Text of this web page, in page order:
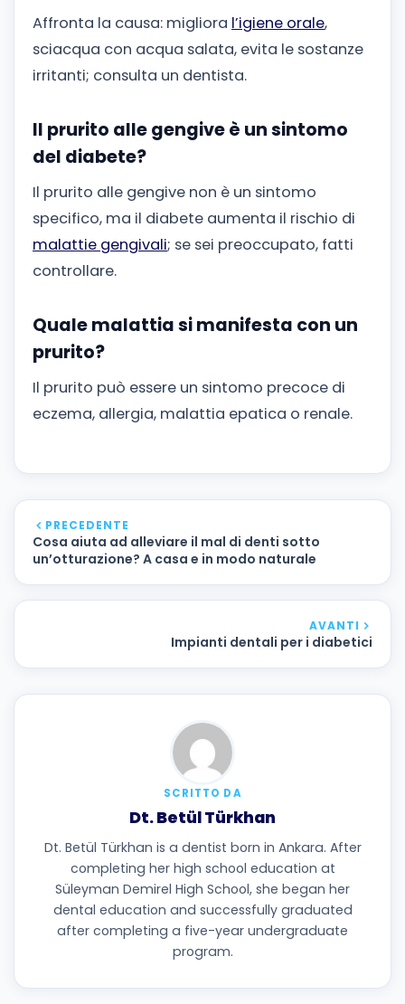
Affronta la causa: migliora l’igiene orale,
sciacqua con acqua salata, evita le sostanze
irritanti; consulta un dentista.
Il prurito alle gengive è un sintomo
del diabete?
Il prurito alle gengive non è un sintomo
specifico, ma il diabete aumenta il rischio di
malattie gengivali; se sei preoccupato, fatti
controllare.
Quale malattia si manifesta con un
prurito?
Il prurito può essere un sintomo precoce di
eczema, allergia, malattia epatica o renale.
PRECEDENTE
Cosa aiuta ad alleviare il mal di denti sotto
un’otturazione? A casa e in modo naturale
AVANTI
Impianti dentali per i diabetici
SCRITTO DA
Dt. Betül Türkhan
Dt. Betül Türkhan is a dentist born in Ankara. After
completing her high school education at
Süleyman Demirel High School, she began her
dental education and successfully graduated
after completing a five-year undergraduate
program.